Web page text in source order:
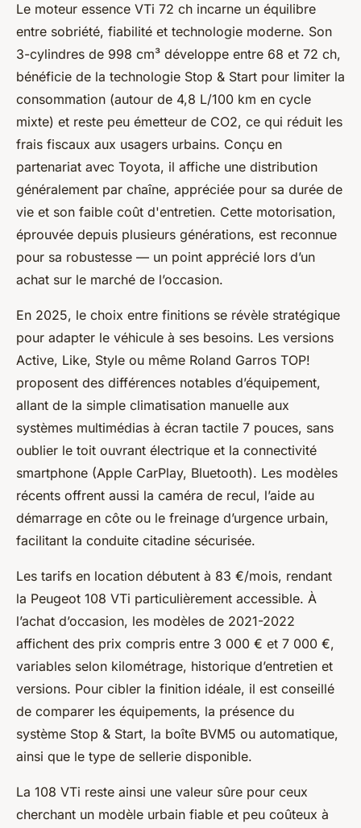
Le moteur essence VTi 72 ch incarne un équilibre
entre sobriété, fiabilité et technologie moderne. Son
3-cylindres de 998 cm³ développe entre 68 et 72 ch,
bénéficie de la technologie Stop & Start pour limiter la
consommation (autour de 4,8 L/100 km en cycle
mixte) et reste peu émetteur de CO2, ce qui réduit les
frais fiscaux aux usagers urbains. Conçu en
partenariat avec Toyota, il affiche une distribution
généralement par chaîne, appréciée pour sa durée de
vie et son faible coût d'entretien. Cette motorisation,
éprouvée depuis plusieurs générations, est reconnue
pour sa robustesse — un point apprécié lors d’un
achat sur le marché de l’occasion.
En 2025, le choix entre finitions se révèle stratégique
pour adapter le véhicule à ses besoins. Les versions
Active, Like, Style ou même Roland Garros TOP!
proposent des différences notables d’équipement,
allant de la simple climatisation manuelle aux
systèmes multimédias à écran tactile 7 pouces, sans
oublier le toit ouvrant électrique et la connectivité
smartphone (Apple CarPlay, Bluetooth). Les modèles
récents offrent aussi la caméra de recul, l’aide au
démarrage en côte ou le freinage d’urgence urbain,
facilitant la conduite citadine sécurisée.
Les tarifs en location débutent à 83 €/mois, rendant
la Peugeot 108 VTi particulièrement accessible. À
l’achat d’occasion, les modèles de 2021-2022
affichent des prix compris entre 3 000 € et 7 000 €,
variables selon kilométrage, historique d’entretien et
versions. Pour cibler la finition idéale, il est conseillé
de comparer les équipements, la présence du
système Stop & Start, la boîte BVM5 ou automatique,
ainsi que le type de sellerie disponible.
La 108 VTi reste ainsi une valeur sûre pour ceux
cherchant un modèle urbain fiable et peu coûteux à